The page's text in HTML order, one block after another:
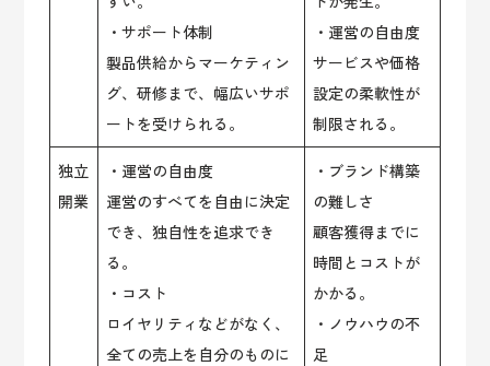
・サポート体制
製品供給からマーケティン
グ、研修まで、幅広いサポ
ートを受けられる。
・運営の自由度
サービスや価格
設定の柔軟性が
制限される。
独立
開業
・運営の自由度
運営のすべてを自由に決定
でき、独自性を追求でき
る。
・コスト
ロイヤリティなどがなく、
全ての売上を自分のものに
・ブランド構築
の難しさ
顧客獲得までに
時間とコストが
かかる。
・ノウハウの不
足